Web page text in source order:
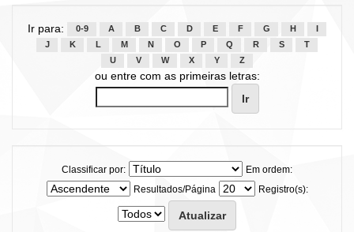
Ir para: 0-9 A B C D E F G H
J
K L M N O P Q R S
T
U
V W X Y Z
ou entre com as primeiras letras:
Classificar por:
Em ordem:
Resultados/Página
Registro(s):